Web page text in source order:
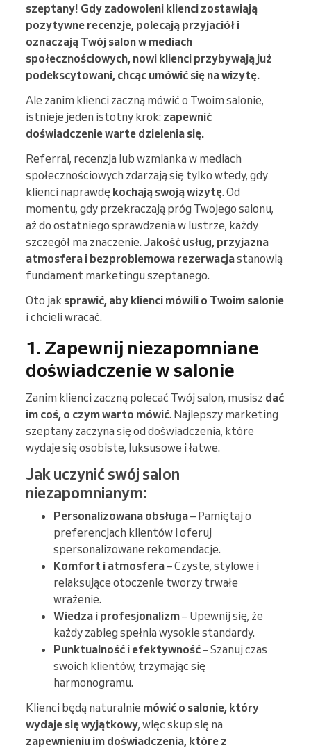
szeptany! Gdy zadowoleni klienci zostawiają
pozytywne recenzje, polecają przyjaciół i
oznaczają Twój salon w mediach
społecznościowych, nowi klienci przybywają już
podekscytowani, chcąc umówić się na wizytę.
Ale zanim klienci zaczną mówić o Twoim salonie,
istnieje jeden istotny krok: zapewnić
doświadczenie warte dzielenia się.
Referral, recenzja lub wzmianka w mediach
społecznościowych zdarzają się tylko wtedy, gdy
klienci naprawdę kochają swoją wizytę. Od
momentu, gdy przekraczają próg Twojego salonu,
aż do ostatniego sprawdzenia w lustrze, każdy
szczegół ma znaczenie. Jakość usług, przyjazna
atmosfera i bezproblemowa rezerwacjastanowią
fundament marketingu szeptanego.
Oto jak sprawić, aby klienci mówili o Twoim salonie
i chcieli wracać.
1. Zapewnij niezapomniane
doświadczenie w salonie
Zanim klienci zaczną polecać Twój salon, musisz dać
im coś, o czym warto mówić. Najlepszy marketing
szeptany zaczyna się od doświadczenia, które
wydaje się osobiste, luksusowe i łatwe.
Jak uczynić swój salon
niezapomnianym:
Personalizowana obsługa– Pamiętaj o
preferencjach klientów i oferuj
spersonalizowane rekomendacje.
Komfort i atmosfera– Czyste, stylowe i
relaksujące otoczenie tworzy trwałe
wrażenie.
Wiedza i profesjonalizm– Upewnij się, że
każdy zabieg spełnia wysokie standardy.
Punktualność i efektywność– Szanuj czas
swoich klientów, trzymając się
harmonogramu.
Klienci będą naturalnie mówić o salonie, który
wydaje się wyjątkowy, więc skup się na
zapewnieniu im doświadczenia, które z